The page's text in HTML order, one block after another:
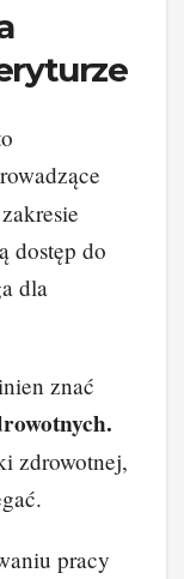
dostęp do
dla
znać
zdrowotnej,
pracy